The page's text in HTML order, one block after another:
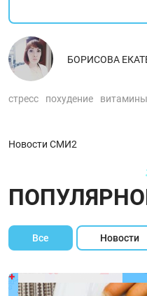
БОРИСОВА
стресс похудение
Новости СМИ2
Все Новости